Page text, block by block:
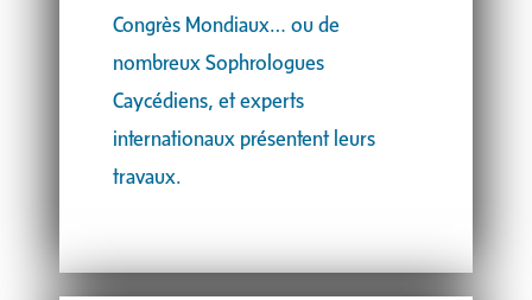
Congrès Mondiaux… ou de
nombreux Sophrologues
Caycédiens, et experts
internationaux présentent leurs
travaux.